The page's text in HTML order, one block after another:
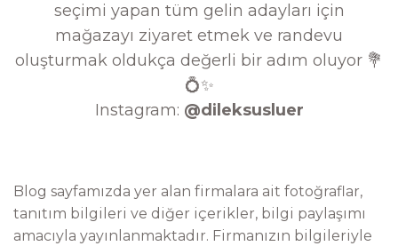
seçimi yapan tüm gelin adayları için
mağazayı ziyaret etmek ve randevu
oluşturmak oldukça değerli bir adım oluyor 💐
💍✨
Instagram: @dileksusluer
Blog sayfamızda yer alan firmalara ait fotoğraflar,
tanıtım bilgileri ve diğer içerikler, bilgi paylaşımı
amacıyla yayınlanmaktadır. Firmanızın bilgileriyle